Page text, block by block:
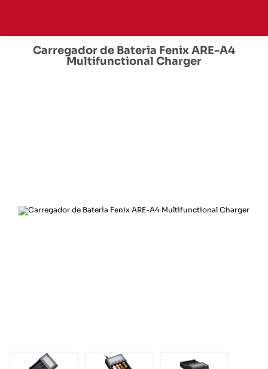
Carregador de Bateria Fenix ARE-A4
Multifunctional Charger